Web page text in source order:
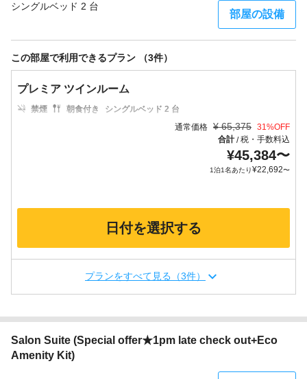
シングルベッド 2 台
部屋の設備
この部屋で利用できるプラン （3件）
プレミア ツインルーム
禁煙 朝食付き
シングルベッド 2 台
通常価格 ¥ 65,375 31%OFF
合計/税・手数料込
¥45,384〜
1泊1名あたり¥22,692〜
日付を選択する
プランをすべて見る（3件）
Salon Suite (Special offer★1pm late check out+Eco
Amenity Kit)